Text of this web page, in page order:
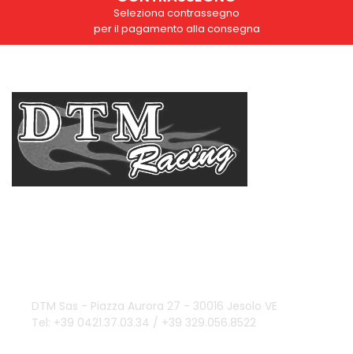
Seleziona contrassegno
per il pagamento alla consegna
DTM Sas - Piazza Aurora 27 - 30016 Jesolo VE
Tel: +39 0421.37.03.34 / +39 329.056.8522